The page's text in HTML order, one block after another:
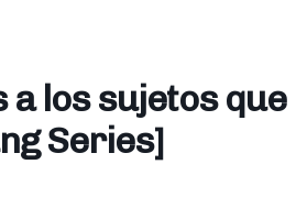
a los sujetos que
Series]